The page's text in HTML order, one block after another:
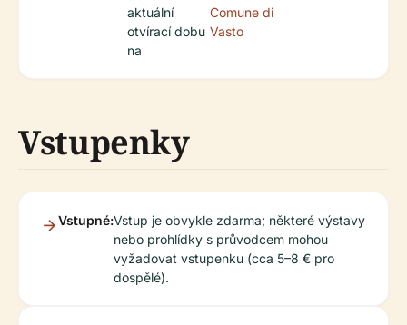
aktuální
otvírací dobu
na
Comune di
Vasto
Vstupenky
Vstupné:Vstup je obvykle zdarma; některé výstavy
nebo prohlídky s průvodcem mohou
vyžadovat vstupenku (cca 5–8 € pro
dospělé).